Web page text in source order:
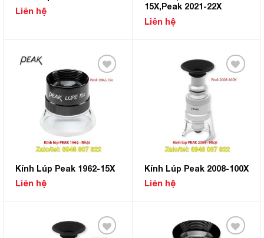
Liên hệ
15X,Peak 2021-22X
Liên hệ
Add to
Kính Lúp Peak 1962-15X
Liên hệ
Add to
Kính Lúp Peak 2008-100X
Liên hệ